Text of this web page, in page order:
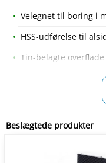
Velegnet til boring i
HSS-udførelse til
Tin-belagte
Beslægtede produkter